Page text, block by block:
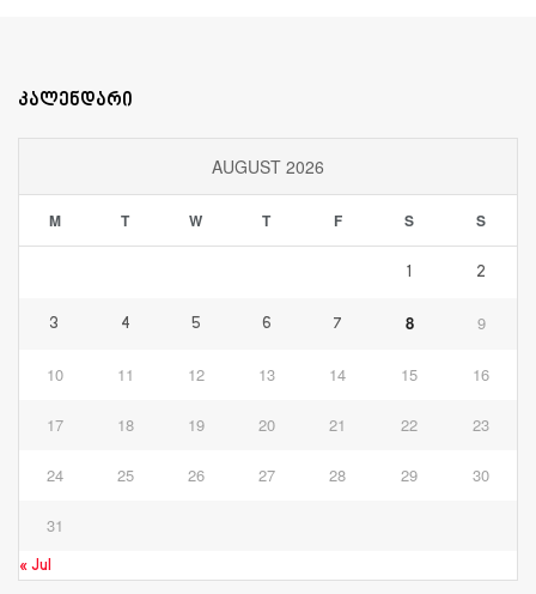
კალენდარი
AUGUST 2026
M T W T F S S
1 2
3 4 5 6 7 8 9
10 11 12 13 14 15 16
17 18 19 20 21 22 23
24 25 26 27 28 29 30
31
« Jul